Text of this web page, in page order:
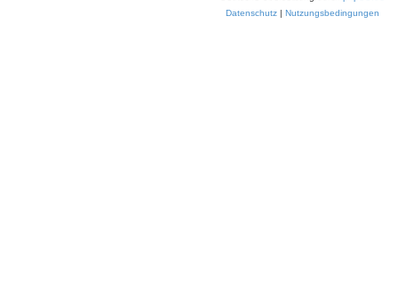
Datenschutz | Nutzungsbedingungen